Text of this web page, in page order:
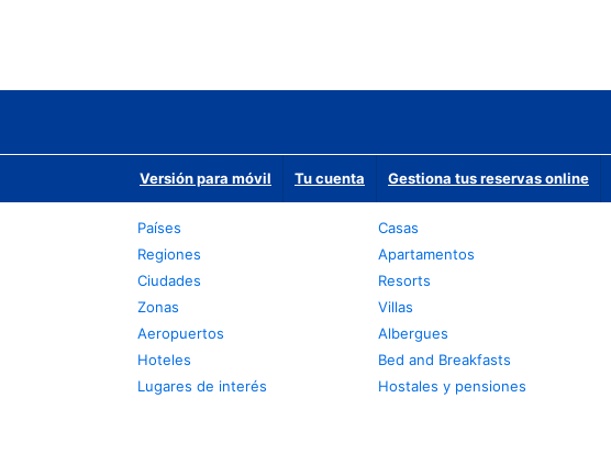
Versión para móvil Tu cuenta Gestiona tus reservas online
Países
Regiones
Ciudades
Zonas
Aeropuertos
Hoteles
Lugares de interés
Casas
Apartamentos
Resorts
Villas
Albergues
Bed and Breakfasts
Hostales y pensiones